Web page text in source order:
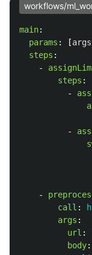
workflows/
main:
params : [args
steps :
-
steps :
-
-
-
call :
args :
url :
body: